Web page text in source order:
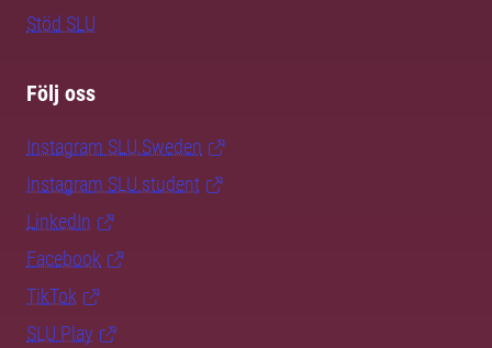
Stöd SLU
Följ oss
Instagram SLU.Sweden
Instagram SLU.student
LinkedIn
Facebook
TikTok
SLU Play